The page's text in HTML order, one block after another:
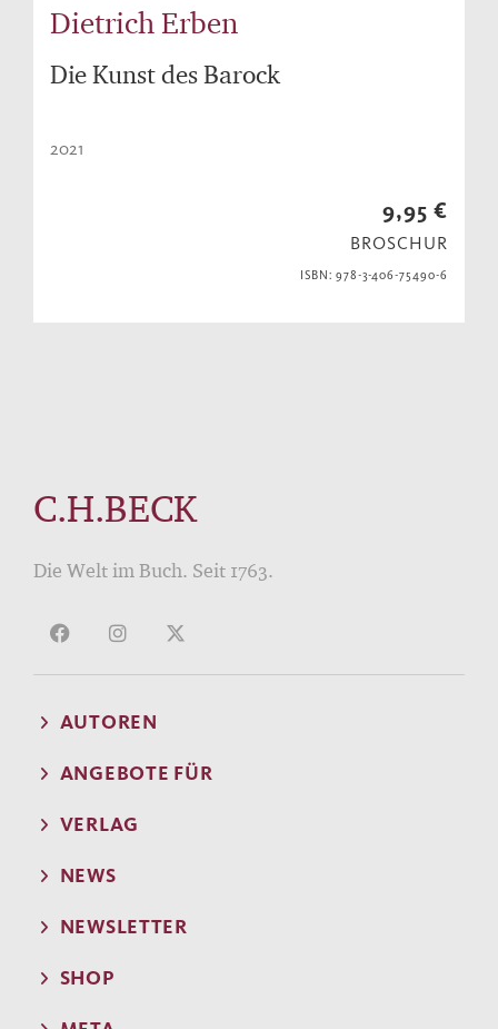
Dietrich Erben
Die Kunst des Barock
2021
9,95 €
BROSCHUR
ISBN: 978-3-406-75490-6
C.H.BECK
Die Welt im Buch. Seit 1763.
AUTOREN
ANGEBOTE FÜR
VERLAG
NEWS
NEWSLETTER
SHOP